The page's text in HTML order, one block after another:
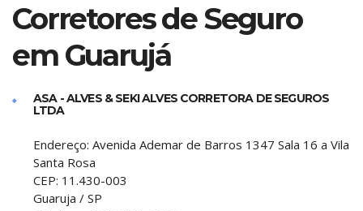
Corretores de Seguro
em Guarujá
ASA - ALVES & SEKI ALVES CORRETORA DE SEGUROS
LTDA
Endereço: Avenida Ademar de Barros 1347 Sala 16 a Vila
Santa Rosa
CEP: 11.430-003
Guaruja / SP